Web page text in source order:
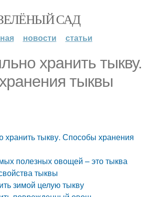
САД
новости статьи
хранить тыкву.
тыквы
хранить тыкву. Способы хранения
полезных овощей – это тыква
тыквы
зимой целую тыкву